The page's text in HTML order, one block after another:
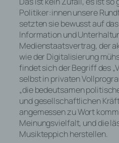
Politiker:innen unsere
setzten sie bewusst auf
Information und
Medienstaatsvertrag, der
wie der Digitalisierung
findet sich der Begriff des
selbst in privaten
„die bedeutsamen
und gesellschaftlichen
angemessen zu Wort
Meinungsvielfalt, und die
Musikteppich herstellen.